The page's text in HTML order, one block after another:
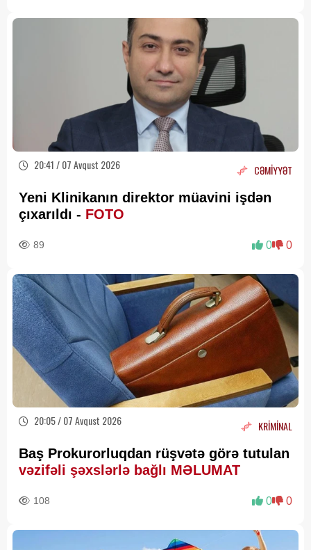
20:41 / 07 Avqust 2026 CƏMİYYƏT
Yeni Klinikanın direktor müavini işdən
çıxarıldı - FOTO
89 0 0
20:05 / 07 Avqust 2026 KRİMİNAL
Baş Prokurorluqdan rüşvətə görə tutulan
vəzifəli şəxslərlə bağlı MƏLUMAT
108 0 0